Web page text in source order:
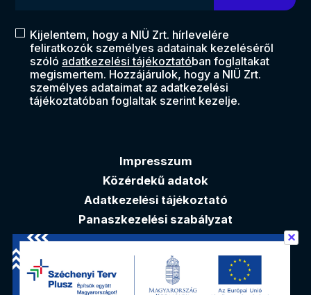
Kijelentem, hogy a NIÜ Zrt. hírlevelére
feliratkozók személyes adatainak kezeléséről
szóló adatkezelési tájékoztatóban foglaltakat
megismertem. Hozzájárulok, hogy a NIÜ Zrt.
személyes adataimat az adatkezelési
tájékoztatóban foglaltak szerint kezelje.
Impresszum
Közérdekű adatok
Adatkezelési tájékoztató
Panaszkezelési szabályzat
Akadálymentesítési nyilatkozat
✕